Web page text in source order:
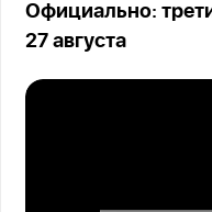
Официально:
27 августа